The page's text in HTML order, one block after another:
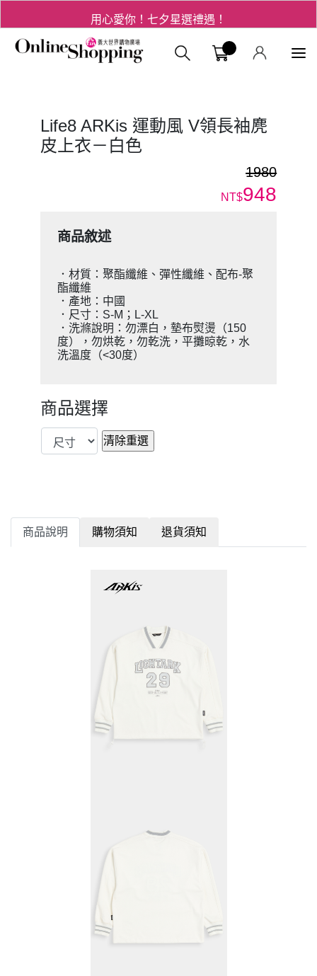
用心愛你！七夕星選禮遇！
3折起！德國工藝精品 AIGNER 流量款
爸氣十足 - 父親節精選專區
義大購物
Life8 ARKis 運動風 V領長袖麂
皮上衣－白色
1980
NT$948
商品敘述
．材質：聚酯纖維、彈性纖維、配布-聚
酯纖維
．產地：中國
．尺寸：S-M；L-XL
．洗滌說明：勿漂白，墊布熨燙（150
度），勿烘乾，勿乾洗，平攤晾乾，水
洗溫度（<30度）
商品選擇
商品說明 購物須知 退貨須知